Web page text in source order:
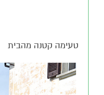
טעימה קטנה מהבית